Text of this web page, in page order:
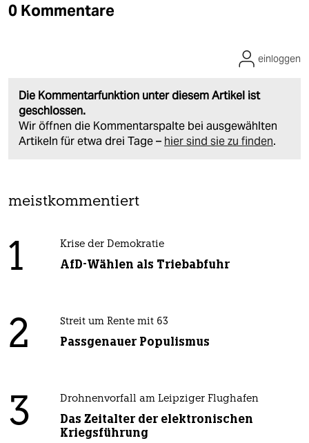
0 Kommentare
Die Kommentarfunktion unter diesem Artikel ist
geschlossen.
Wir öffnen die Kommentarspalte bei ausgewählten
Artikeln für etwa drei Tage – hier sind sie zu finden.
einloggen
meistkommentiert
1 Krise der Demokratie
AfD-Wählen als Triebabfuhr
2 Streit um Rente mit 63
Passgenauer Populismus
3 Drohnenvorfall am Leipziger Flughafen
Das Zeitalter der elektronischen
Kriegsführung